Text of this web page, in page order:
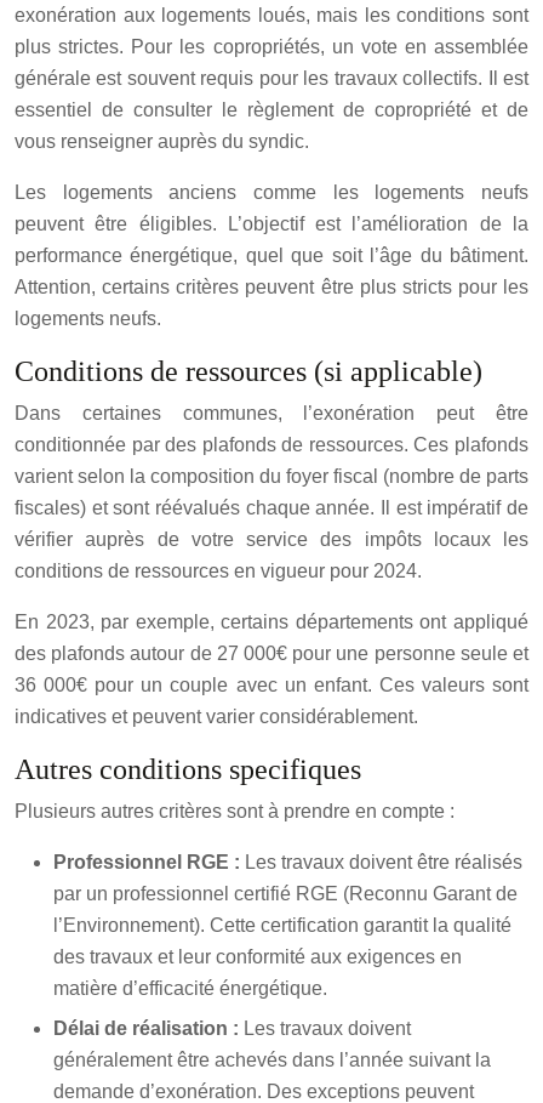
exonération aux logements loués, mais les conditions sont
plus strictes. Pour les copropriétés, un vote en assemblée
générale est souvent requis pour les travaux collectifs. Il est
essentiel de consulter le règlement de copropriété et de
vous renseigner auprès du syndic.
Les logements anciens comme les logements neufs
peuvent être éligibles. L’objectif est l’amélioration de la
performance énergétique, quel que soit l’âge du bâtiment.
Attention, certains critères peuvent être plus stricts pour les
logements neufs.
Conditions de ressources (si applicable)
Dans certaines communes, l’exonération peut être
conditionnée par des plafonds de ressources. Ces plafonds
varient selon la composition du foyer fiscal (nombre de parts
fiscales) et sont réévalués chaque année. Il est impératif de
vérifier auprès de votre service des impôts locaux les
conditions de ressources en vigueur pour 2024.
En 2023, par exemple, certains départements ont appliqué
des plafonds autour de 27 000€ pour une personne seule et
36 000€ pour un couple avec un enfant. Ces valeurs sont
indicatives et peuvent varier considérablement.
Autres conditions specifiques
Plusieurs autres critères sont à prendre en compte :
Professionnel RGE : Les travaux doivent être réalisés
par un professionnel certifié RGE (Reconnu Garant de
l’Environnement). Cette certification garantit la qualité
des travaux et leur conformité aux exigences en
matière d’efficacité énergétique.
Délai de réalisation : Les travaux doivent
généralement être achevés dans l’année suivant la
demande d’exonération. Des exceptions peuvent